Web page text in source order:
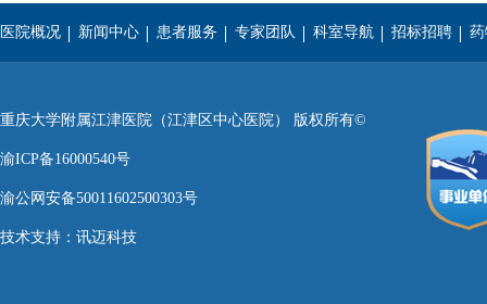
医院概况 新闻中心 患者服务 专家团队 科室导航 招标招聘
重庆大学附属江津医院（江津区中心医院） 版权所有©
渝ICP备16000540号
渝公网安备50011602500303号
技术支持： 讯迈科技